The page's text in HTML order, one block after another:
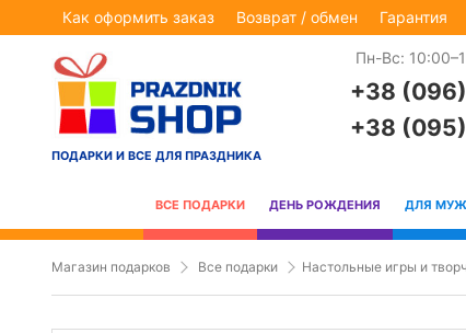
Как оформить заказ Возврат / обмен Гарантия
ПОДАРКИ И ВСЕ ДЛЯ ПРАЗДНИКА
Пн-Вс:
+38
+38
ВСЕ ПОДАРКИ ДЕНЬ РОЖДЕНИЯ ДЛЯ
Магазин подарков Все подарки Настольные игры и